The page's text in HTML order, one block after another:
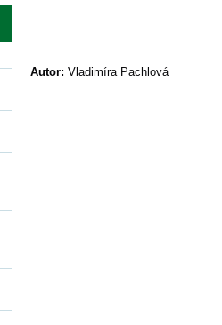
Autor: Vladimíra Pachlová